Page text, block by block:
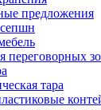
предложения
переговорных
тара